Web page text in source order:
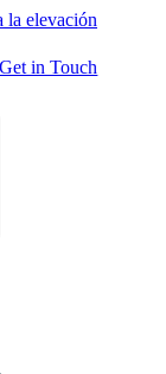
elevación
in Touch